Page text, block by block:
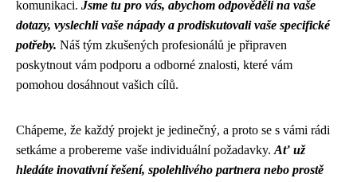
komunikaci. Jsme tu pro vás, abychom odpověděli na vaše
dotazy, vyslechli vaše nápady a prodiskutovali vaše specifické
potřeby. Náš tým zkušených profesionálů je připraven
poskytnout vám podporu a odborné znalosti, které vám
pomohou dosáhnout vašich cílů.
Chápeme, že každý projekt je jedinečný, a proto se s vámi rádi
setkáme a probereme vaše individuální požadavky. Ať už
hledáte inovativní řešení, spolehlivého partnera nebo prostě